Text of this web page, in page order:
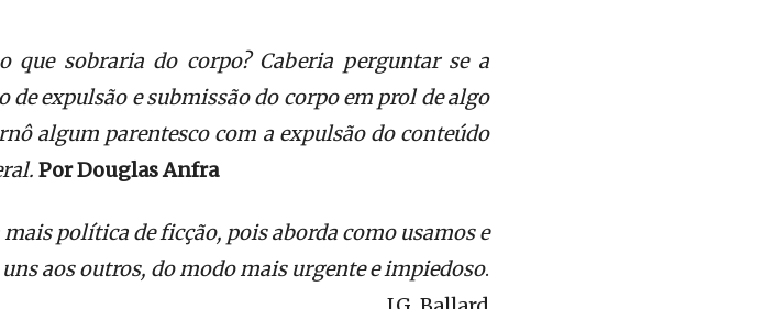
sobraria do corpo? Caberia perguntar se a
expulsão e submissão do corpo em prol de algo
algum parentesco com a expulsão do conteúdo
Por Douglas Anfra
política de ficção, pois aborda como usamos e
aos outros, do modo mais urgente e impiedoso.